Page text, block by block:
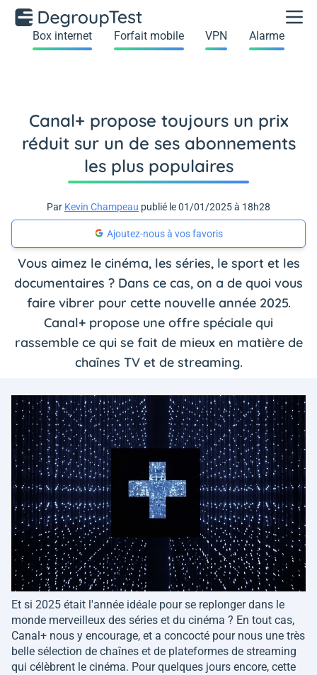
Box internet Forfait mobile VPN Alarme
Canal+ propose toujours un prix
réduit sur un de ses abonnements
les plus populaires
Par Kevin Champeau publié le 01/01/2025 à 18h28
Ajoutez-nous à vos favoris
Vous aimez le cinéma, les séries, le sport et les
documentaires ? Dans ce cas, on a de quoi vous
faire vibrer pour cette nouvelle année 2025.
Canal+ propose une offre spéciale qui
rassemble ce qui se fait de mieux en matière de
chaînes TV et de streaming.
Et si 2025 était l'année idéale pour se replonger dans le
monde merveilleux des séries et du cinéma ? En tout cas,
Canal+ nous y encourage, et a concocté pour nous une très
belle sélection de chaînes et de plateformes de streaming
qui célèbrent le cinéma. Pour quelques jours encore, cette